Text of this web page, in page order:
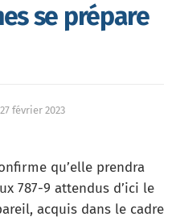
se prépare
27 février 2023
qu’elle prendra
787-9 attendus d’ici le
acquis dans le cadre